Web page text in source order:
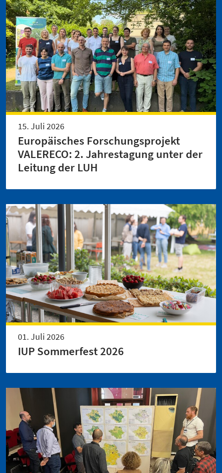
15. Juli 2026
Europäisches Forschungsprojekt
VALERECO: 2. Jahrestagung unter der
Leitung der LUH
01. Juli 2026
IUP Sommerfest 2026